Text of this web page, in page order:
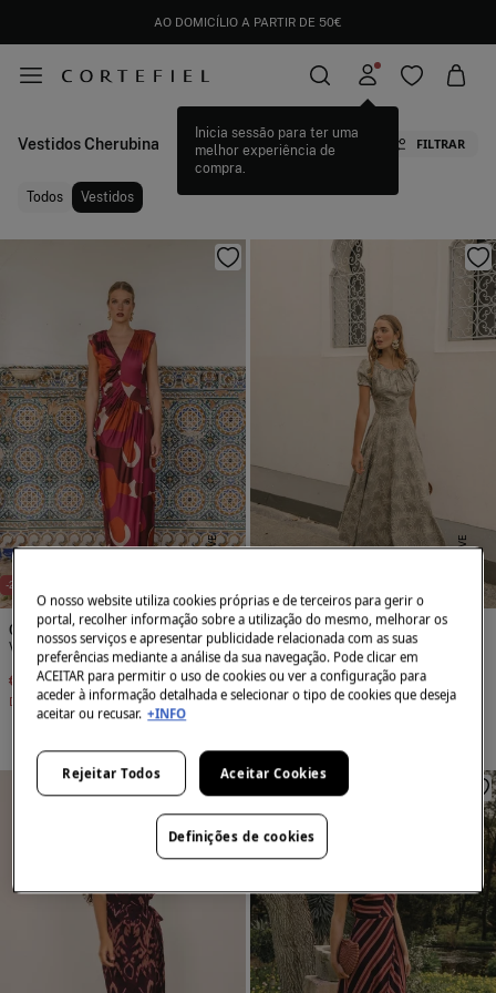
Inicia sessão para ter uma
melhor experiência de
compra.
Vestidos Cherubina FILTRAR
Todos Vestidos
-20% E
X
C
L
S
I
V
E
O
N
L
I
N
Cherubina
Vestido Cassidy
€ 208,00 € 260,00
Desconto€ 52,00
E
X
C
L
S
I
V
E
O
N
L
I
N
Cherubina
Vestido Aurora
€ 208,00 € 260,00
Desconto€ 52,00
O nosso website utiliza cookies próprias e de terceiros para gerir o
portal, recolher informação sobre a utilização do mesmo, melhorar os
nossos serviços e apresentar publicidade relacionada com as suas
preferências mediante a análise da sua navegação. Pode clicar em
ACEITAR para permitir o uso de cookies ou ver a configuração para
aceder à informação detalhada e selecionar o tipo de cookies que deseja
aceitar ou recusar. +INFO
Rejeitar Todos Aceitar Cookies
Definições de cookies